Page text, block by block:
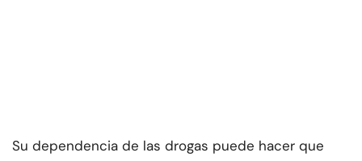
Su dependencia de las drogas puede hacer que